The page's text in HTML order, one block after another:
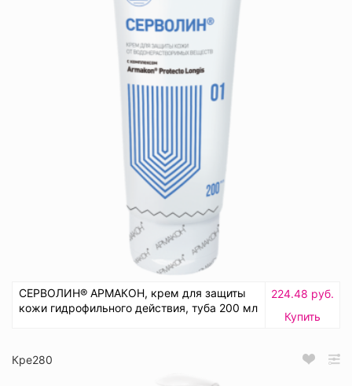
СЕРВОЛИН® АРМАКОН, крем для защиты
кожи гидрофильного действия, туба 200 мл
224.48 руб.
Купить
Кре280